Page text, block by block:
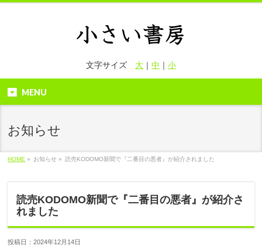
文字サイズ 大｜ 中 ｜ 小
MENU
お知らせ
HOME » お知らせ » 読売KODOMO新聞で『二番目の悪者』が紹介されました
読売KODOMO新聞で『二番目の悪者』が紹介さ
れました
投稿日：2024年12月14日